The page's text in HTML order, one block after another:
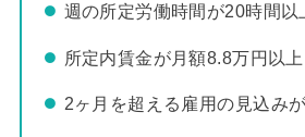
週の所定労働時間が20時間以
所定内賃金が月額8.8万円以上
2ヶ月を超える雇用の見込み